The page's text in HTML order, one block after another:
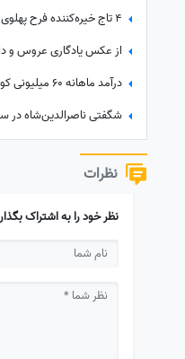
درآمد ماهانه 60 میلیونی کودکان کار خارجی در تهران!
نظرات
نظر خود را به اشتراک